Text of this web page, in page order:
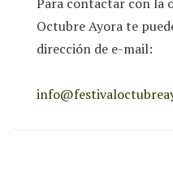
Octubre Ayora te
dirección de e-mail: